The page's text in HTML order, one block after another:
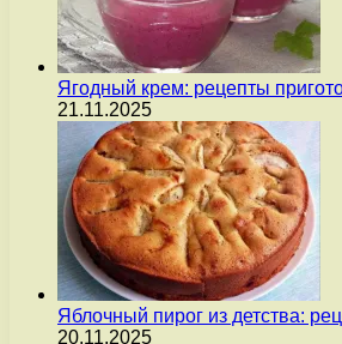
Ягодный крем: рецепты
21.11.2025
Яблочный пирог из детства:
20.11.2025